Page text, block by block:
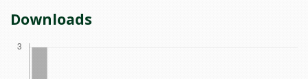
Downloads